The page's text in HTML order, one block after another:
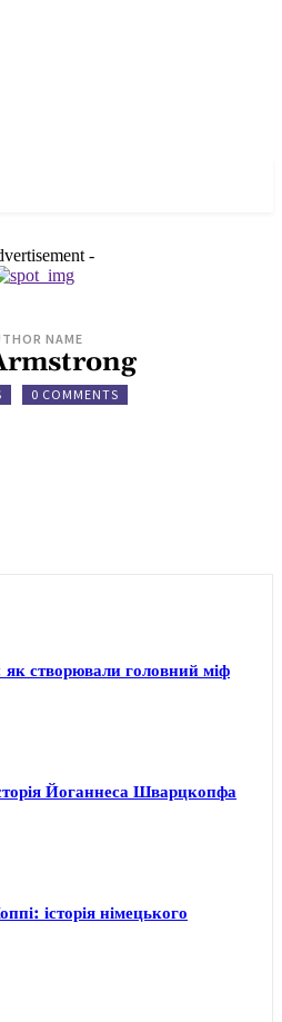
-
NAME
0 COMMENTS
створювали головний міф
Йоганнеса Шварцкопфа
історія німецького